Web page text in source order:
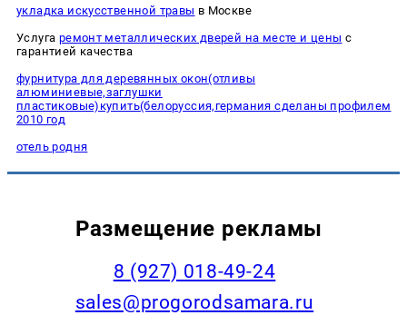
укладка искусственной травы в Москве
Услуга ремонт металлических дверей на месте и цены с
гарантией качества
фурнитура для деревянных окон(отливы
алюминиевые,заглушки
пластиковые)купить(белоруссия,германия сделаны профилем
2010 год
отель родня
Размещение рекламы
8 (927) 018-49-24
sales@progorodsamara.ru